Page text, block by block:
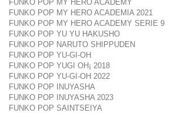
FUNKO POP MY HERO ACADEMY
FUNKO POP MY HERO ACADEMIA 2021
FUNKO POP MY HERO ACADEMY SERIE 9
FUNKO POP YU YU HAKUSHO
FUNKO POP NARUTO SHIPPUDEN
FUNKO POP YU-GI-OH
FUNKO POP YUGI OH¡ 2018
FUNKO POP YU-GI-OH 2022
FUNKO POP INUYASHA
FUNKO POP INUYASHA 2023
FUNKO POP SAINTSEIYA